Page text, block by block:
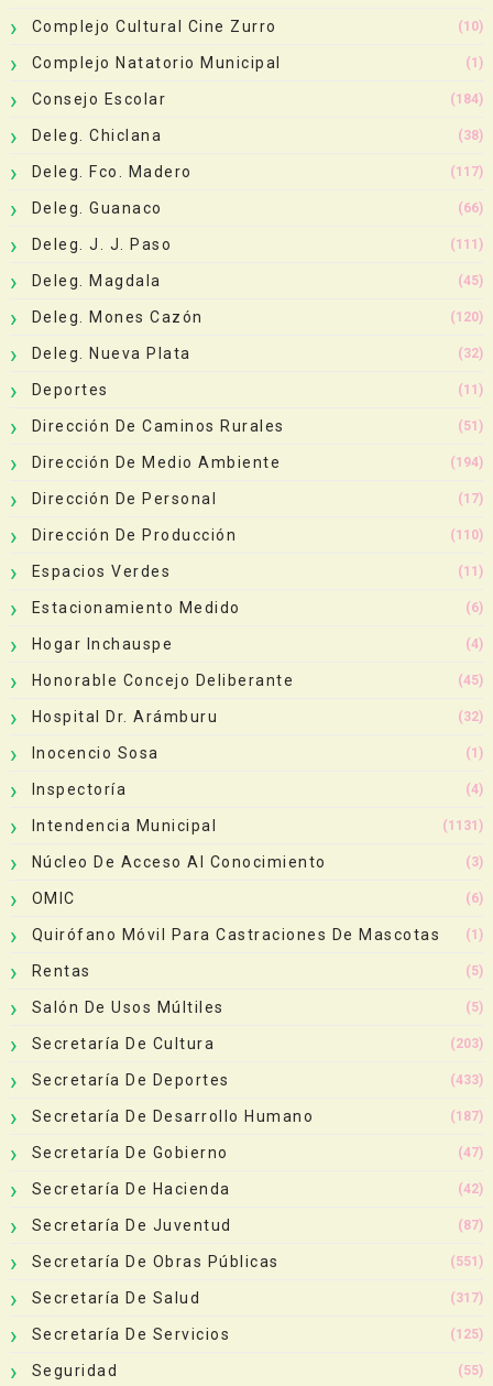
Complejo Cultural Cine Zurro (10)
Complejo Natatorio Municipal (1)
Consejo Escolar (184)
Deleg. Chiclana (38)
Deleg. Fco. Madero (117)
Deleg. Guanaco (66)
Deleg. J. J. Paso (111)
Deleg. Magdala (45)
Deleg. Mones Cazón (120)
Deleg. Nueva Plata (32)
Deportes (11)
Dirección De Caminos Rurales (51)
Dirección De Medio Ambiente (194)
Dirección De Personal (17)
Dirección De Producción (110)
Espacios Verdes (11)
Estacionamiento Medido (6)
Hogar Inchauspe (4)
Honorable Concejo Deliberante (45)
Hospital Dr. Arámburu (32)
Inocencio Sosa (1)
Inspectoría (4)
Intendencia Municipal (1131)
Núcleo De Acceso Al Conocimiento (3)
OMIC (6)
Quirófano Móvil Para Castraciones De Mascotas (1)
Rentas (5)
Salón De Usos Múltiles (5)
Secretaría De Cultura (203)
Secretaría De Deportes (433)
Secretaría De Desarrollo Humano (187)
Secretaría De Gobierno (47)
Secretaría De Hacienda (42)
Secretaría De Juventud (87)
Secretaría De Obras Públicas (551)
Secretaría De Salud (317)
Secretaría De Servicios (125)
Seguridad (55)